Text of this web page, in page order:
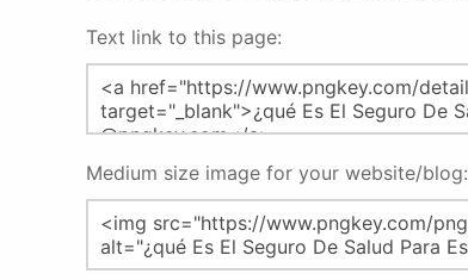
Text link to this page:
Medium size image for your website/blog: